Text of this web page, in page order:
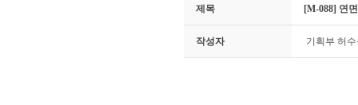
제목 [M-088] 연
작성자 기획부 허